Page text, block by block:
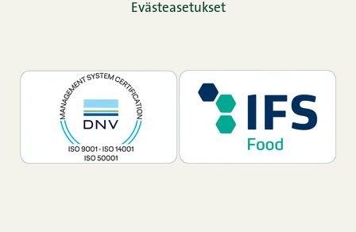
Evästeasetukset